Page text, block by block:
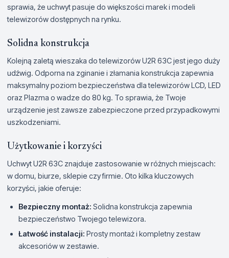
sprawia, że uchwyt pasuje do większości marek i modeli
telewizorów dostępnych na rynku.
Solidna konstrukcja
Kolejną zaletą wieszaka do telewizorów U2R 63C jest jego duży
udźwig. Odporna na zginanie i złamania konstrukcja zapewnia
maksymalny poziom bezpieczeństwa dla telewizorów LCD, LED
oraz Plazma o wadze do 80 kg. To sprawia, że Twoje
urządzenie jest zawsze zabezpieczone przed przypadkowymi
uszkodzeniami.
Użytkowanie i korzyści
Uchwyt U2R 63C znajduje zastosowanie w różnych miejscach:
w domu, biurze, sklepie czy firmie. Oto kilka kluczowych
korzyści, jakie oferuje:
Bezpieczny montaż: Solidna konstrukcja zapewnia
bezpieczeństwo Twojego telewizora.
Łatwość instalacji: Prosty montaż i kompletny zestaw
akcesoriów w zestawie.